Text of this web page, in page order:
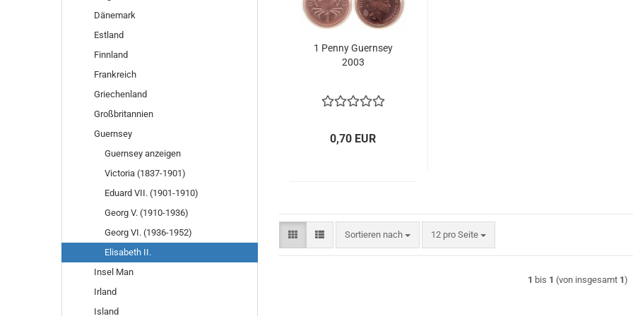
1 Penny Gu­ern­sey
2003
0,70 EUR
Sortieren nach
Sortieren nach 12 pro Seite
pro Seite
1 bis 1 (von insgesamt 1)
Dänemark
Estland
Finnland
Frankreich
Griechenland
Großbritannien
Guernsey
Guernsey anzeigen
Victoria (1837-1901)
Eduard VII. (1901-1910)
Georg V. (1910-1936)
Georg VI. (1936-1952)
Elisabeth II.
Insel Man
Irland
Island